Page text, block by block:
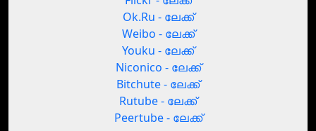
Ok.Ru - ലേക്ക്
Weibo - ലേക്ക്
Youku - ലേക്ക്
Niconico - ലേക്ക്
Bitchute - ലേക്ക്
Rutube - ലേക്ക്
Peertube - ലേക്ക്